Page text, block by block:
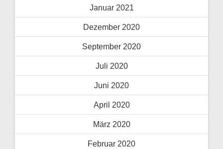
Januar 2021
Dezember 2020
September 2020
Juli 2020
Juni 2020
April 2020
März 2020
Februar 2020